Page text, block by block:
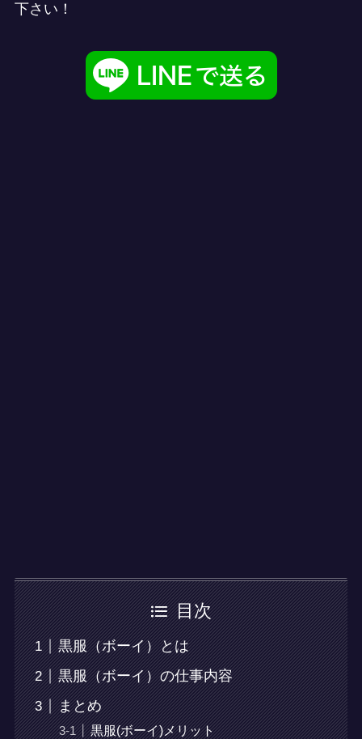
下さい！
目次
黒服（ボーイ）とは
黒服（ボーイ）の仕事内容
まとめ
黒服(ボーイ)メリット